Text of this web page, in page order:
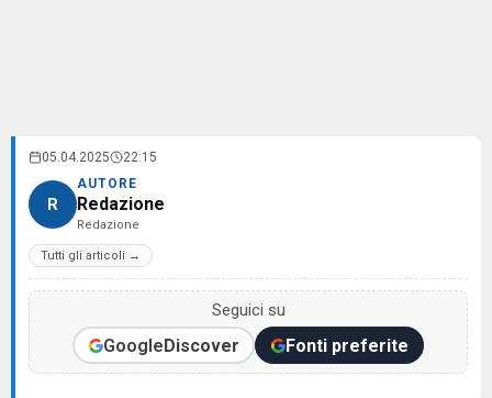
05.04.2025 22:15
R
AUTORE
Redazione
Redazione
Tutti gli articoli →
Seguici su
GoogleDiscover Fonti preferite